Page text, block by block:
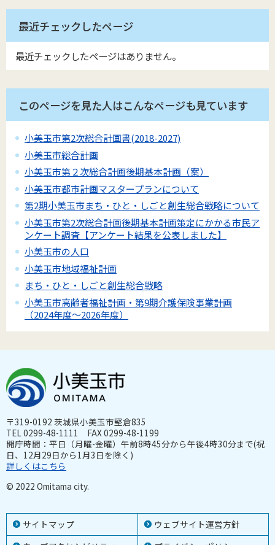
最近チェックしたページ
最近チェックしたページはありません。
このページを見た人はこんなページも見ています
小美玉市第2次総合計画書(2018-2027)
小美玉市総合計画
小美玉市第２次総合計画後期基本計画（案）
小美玉市都市計画マスタープランについて
第2期小美玉市まち・ひと・しごと創生総合戦略について
小美玉市第2次総合計画後期基本計画策定にかかる市民ア
ンケート調査【アンケート結果を公表しました】
小美玉市の人口
小美玉市地域福祉計画
まち・ひと・しごと創生総合戦略
小美玉市高齢者福祉計画・第9期介護保険事業計画
（2024年度～2026年度）
サイトマップ
ウェブサイト運営方針
〒319-0192 茨城県小美玉市堅倉835
TEL 0299-48-1111 FAX 0299-48-1199
開庁時間：平日（月曜-金曜）午前8時45分から午後4時30分まで(祝
日、12月29日から1月3日を除く)
詳しくはこちら
© 2022 Omitama city.